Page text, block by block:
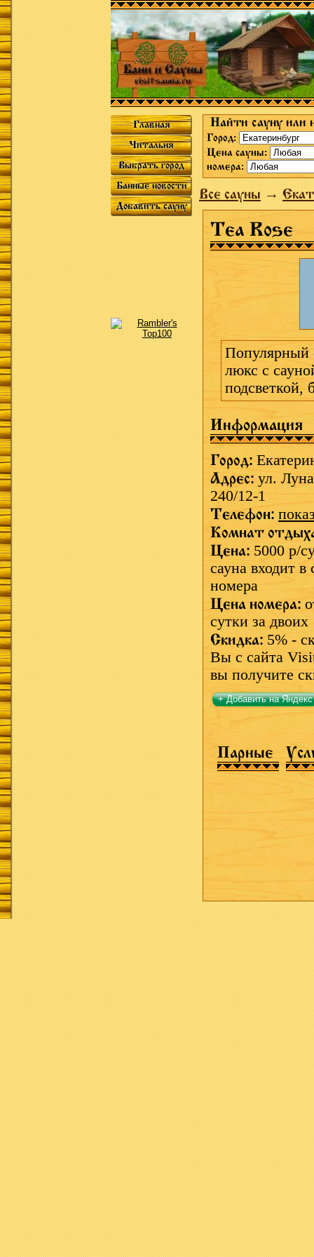
Главная
Читальня
Выбрать город
Банные новости
Добавить сауну
Найти сауну или
Город:
Цена сауны:
номера:
Все сауны→
Tea Rose
Популярный
люкс с
подсветкой,
Информация
Город:
Адрес: ул.
240/12-1
Телефон:
Комнат
Цена: 5000 р/
сауна входит в
номера
Цена номера:
сутки за двоих
Скидка: 5% -
Вы с сайта
вы получите
+ Добавить на Яндекс
Парные